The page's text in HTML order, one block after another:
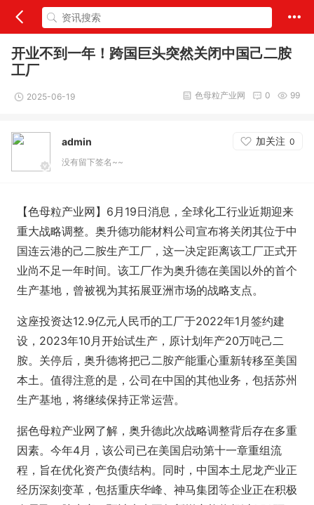
开业不到一年！跨国巨头突然关闭中国己二胺
工厂
2025-06-19 99
0
色母粒产业网
admin 加关注 0
没有留下签名~~
【色母粒产业网】6月19日消息，全球化工行业近期迎来
重大战略调整。奥升德功能材料公司宣布将关闭其位于中
国连云港的己二胺生产工厂，这一决定距离该工厂正式开
业尚不足一年时间。该工厂作为奥升德在美国以外的首个
生产基地，曾被视为其拓展亚洲市场的战略支点。
这座投资达12.9亿元人民币的工厂于2022年1月签约建
设，2023年10月开始试生产，原计划年产20万吨己二
胺。关停后，奥升德将把己二胺产能重心重新转移至美国
本土。值得注意的是，公司在中国的其他业务，包括苏州
生产基地，将继续保持正常运营。
据色母粒产业网了解，奥升德此次战略调整背后存在多重
因素。今年4月，该公司已在美国启动第十一章重组流
程，旨在优化资产负债结构。同时，中国本土尼龙产业正
经历深刻变革，包括重庆华峰、神马集团等企业正在积极